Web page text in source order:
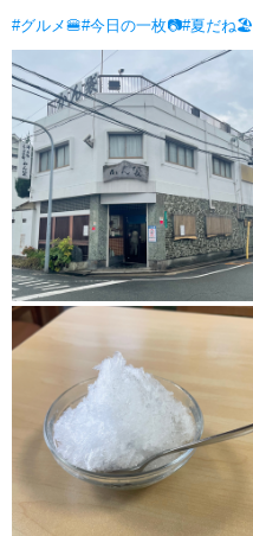
#グルメ🍔#今日の一枚📷#夏だね🏖